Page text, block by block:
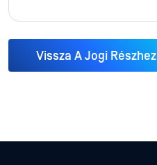
Vissza A Jogi Részhez